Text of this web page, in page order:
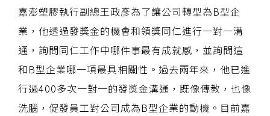
嘉澎塑膠執行副總王政彥為了讓公司轉型為B型企
業，他透過發獎金的機會和領獎同仁進行一對一溝
通，詢問同仁工作中哪件事最有成就感，並詢問這
和B型企業哪一項最具相關性。過去兩年來，他已進
行過400多次一對一的發獎金溝通，既像傳教，也像
洗腦，促發員工對公司成為B型企業的動機。目前嘉